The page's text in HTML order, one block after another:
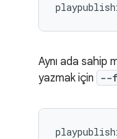
Aynı ada sahip
yazmak için
--